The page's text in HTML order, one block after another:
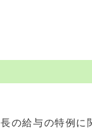
の給与の特例に